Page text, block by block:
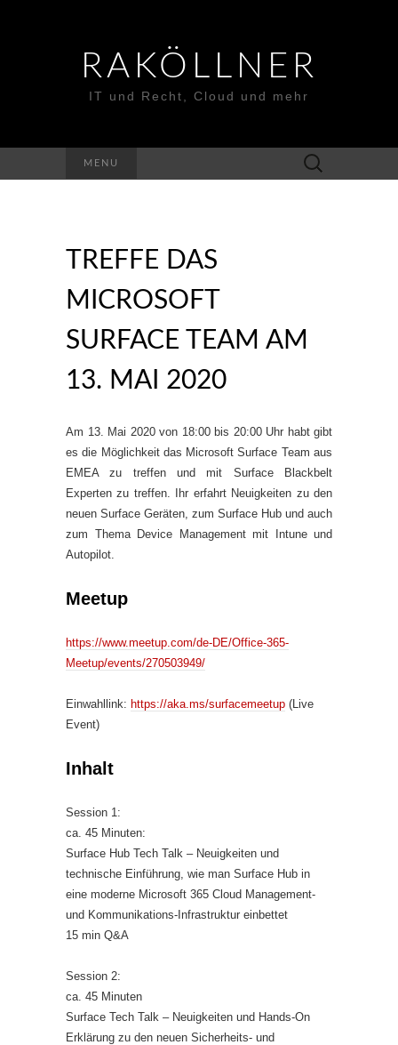
RAKÖLLNER
IT und Recht, Cloud und mehr
MENU
Suchen
nach:
TREFFE DAS
MICROSOFT
SURFACE TEAM AM
13. MAI 2020
Am 13. Mai 2020 von 18:00 bis 20:00 Uhr habt gibt
es die Möglichkeit das Microsoft Surface Team aus
EMEA zu treffen und mit Surface Blackbelt
Experten zu treffen. Ihr erfahrt Neuigkeiten zu den
neuen Surface Geräten, zum Surface Hub und auch
zum Thema Device Management mit Intune und
Autopilot.
Meetup
https://www.meetup.com/de-DE/Office-365-
Meetup/events/270503949/
Einwahllink: https://aka.ms/surfacemeetup (Live
Event)
Inhalt
Session 1:
ca. 45 Minuten:
Surface Hub Tech Talk – Neuigkeiten und
technische Einführung, wie man Surface Hub in
eine moderne Microsoft 365 Cloud Management-
und Kommunikations-Infrastruktur einbettet
15 min Q&A
Session 2:
ca. 45 Minuten
Surface Tech Talk – Neuigkeiten und Hands-On
Erklärung zu den neuen Sicherheits- und